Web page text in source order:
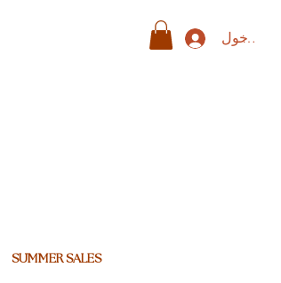
الدخول
SUMMER SALES